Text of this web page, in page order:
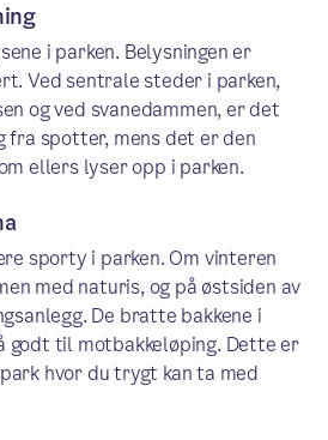
i parken. Belysningen er
Ved sentrale steder i parken,
og ved svanedammen, er det
fra spotter, mens det er den
ellers lyser opp i parken.
sporty i parken. Om vinteren
med naturis, og på østsiden av
De bratte bakkene i
godt til motbakkeløping. Dette er
hvor du trygt kan ta med